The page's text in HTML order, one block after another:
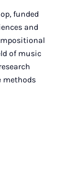
funded
and
of music
methods